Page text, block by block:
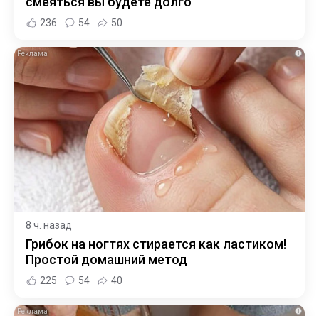
236 54 50
i
8 ч. назад
Грибок на ногтях стирается как ластиком!
Простой домашний метод
225 54 40
i